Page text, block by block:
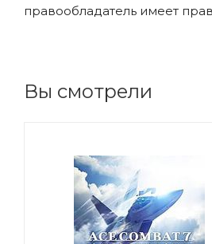
правообладатель имеет
Вы смотрели